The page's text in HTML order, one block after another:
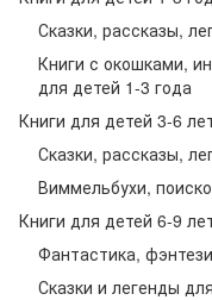
Сказки, рассказы,
Книги с окошками,
для детей 1-3 года
Книги для детей 3-6
Сказки, рассказы,
Виммельбухи,
Книги для детей 6-9
Фантастика,
Сказки и легенды